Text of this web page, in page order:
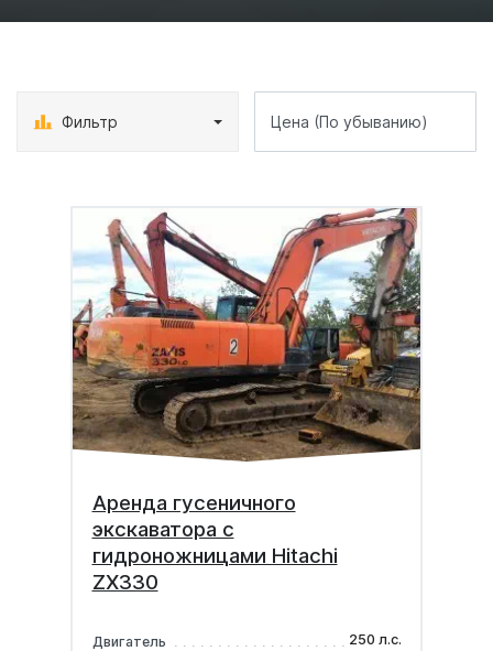
Фильтр
Аренда гусеничного
экскаватора с
гидроножницами Hitachi
ZX330
Двигатель
250 л.с.